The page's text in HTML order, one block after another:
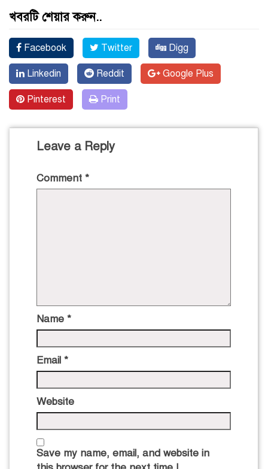
খবরটি শেয়ার করুন..
Facebook Twitter Digg
Linkedin Reddit Google Plus
Pinterest Print
Leave a Reply
Comment *
Name *
Email *
Website
Save my name, email, and website in